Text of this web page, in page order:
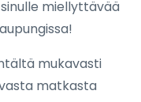
miellyttävää
mukavasti
matkasta